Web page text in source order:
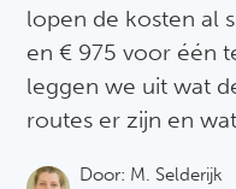
lopen de kosten al
en € 975 voor één
leggen we uit wat
routes er zijn en
Door: M. Selderijk